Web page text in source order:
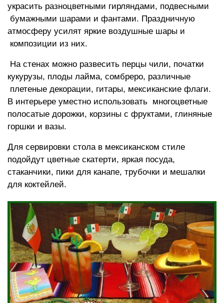
украсить разноцветными гирляндами, подвесными
бумажными шарами и фантами. Праздничную
атмосферу усилят яркие воздушные шары и
композиции из них.
На стенах можно развесить перцы чили, початки
кукурузы, плоды лайма, сомбреро, различные
плетеные декорации, гитары, мексиканские флаги.
В интерьере уместно использовать многоцветные
полосатые дорожки, корзины с фруктами, глиняные
горшки и вазы.
Для сервировки стола в мексиканском стиле
подойдут цветные скатерти, яркая посуда,
стаканчики, пики для канапе, трубочки и мешалки
для коктейлей.